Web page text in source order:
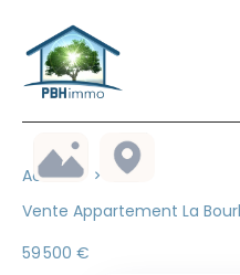
Accueil
Vente Appartement La
59 500 €